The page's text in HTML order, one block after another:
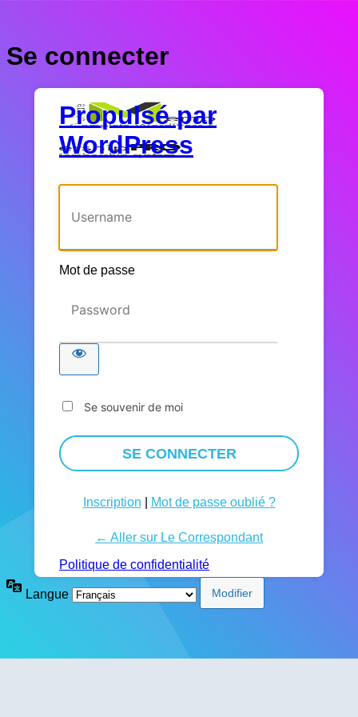
Se connecter
Propulsé par
WordPress
Mot de passe
Se souvenir de moi
Inscription Mot de passe oublié ?
← Aller sur Le Correspondant
Politique de confidentialité
Langue